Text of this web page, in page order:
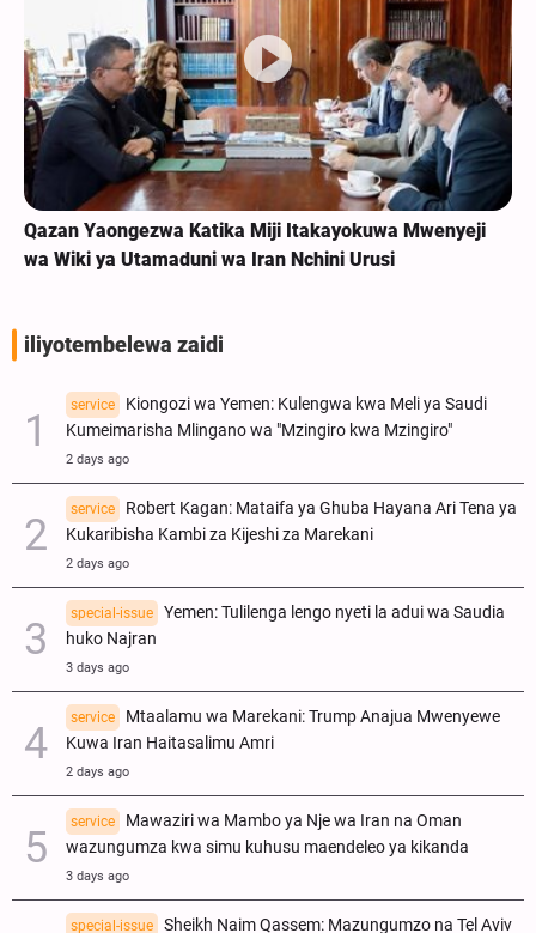
Qazan Yaongezwa Katika Miji Itakayokuwa Mwenyeji
wa Wiki ya Utamaduni wa Iran Nchini Urusi
iliyotembelewa zaidi
service
Kiongozi wa Yemen: Kulengwa kwa Meli ya Saudi
Kumeimarisha Mlingano wa "Mzingiro kwa Mzingiro"
2 days ago
service
Robert Kagan: Mataifa ya Ghuba Hayana Ari Tena ya
Kukaribisha Kambi za Kijeshi za Marekani
2 days ago
special-issue
Yemen: Tulilenga lengo nyeti la adui wa Saudia
huko Najran
3 days ago
service
Mtaalamu wa Marekani: Trump Anajua Mwenyewe
Kuwa Iran Haitasalimu Amri
2 days ago
service
Mawaziri wa Mambo ya Nje wa Iran na Oman
wazungumza kwa simu kuhusu maendeleo ya kikanda
3 days ago
special-issue
Sheikh Naim Qassem: Mazungumzo na Tel Aviv